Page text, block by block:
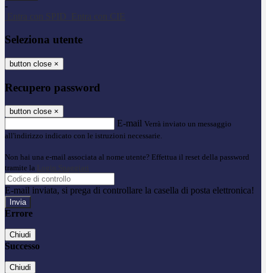
-
Entra con SPID
Entra con CIE
Seleziona utente
button close ×
Recupero password
button close ×
E-mail Verrà inviato un messaggio
all'indirizzo indicato con le istruzioni necessarie.
Non hai una e-mail associata al nome utente? Effettua il reset della password
tramite la Login Spaggiari
E-mail inviata, si prega di controllare la casella di posta elettronica!
Errore
Chiudi
Successo
Chiudi